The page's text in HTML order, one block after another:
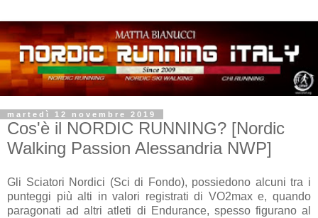
martedì 12 novembre 2019
Cos'è il NORDIC RUNNING? [Nordic
Walking Passion Alessandria NWP]
Gli Sciatori Nordici (Sci di Fondo), possiedono alcuni tra i
punteggi più alti in valori registrati di VO2max e, quando
paragonati ad altri atleti di Endurance, spesso figurano al